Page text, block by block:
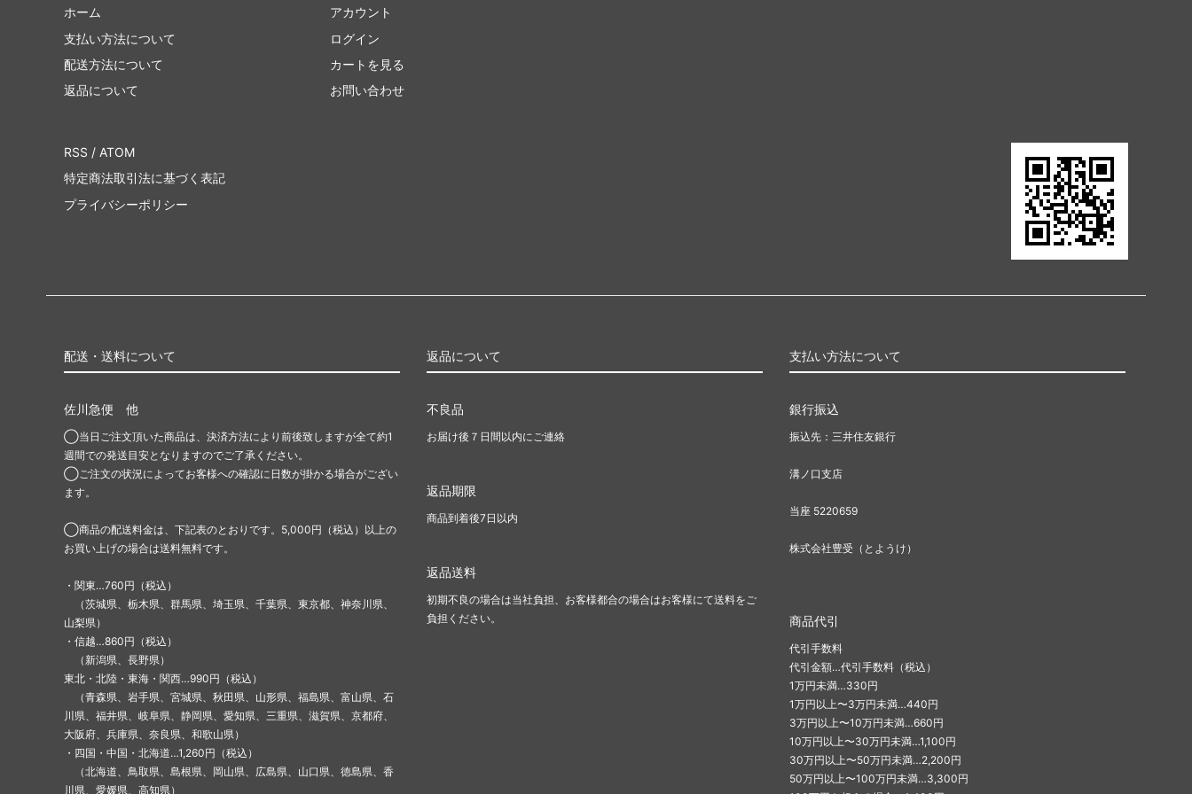
ホーム
支払い方法について
配送方法について
返品について
アカウント
ログイン
カートを見る
お問い合わせ
RSS / ATOM
特定商法取引法に基づく表記
プライバシーポリシー
配送・送料について
佐川急便 他
◯当日ご注文頂いた商品は、決済方法により前後致しますが全て約1
週間での発送目安となりますのでご了承ください。
◯ご注文の状況によってお客様への確認に日数が掛かる場合がござい
ます。
◯商品の配送料金は、下記表のとおりです。5,000円（税込）以上の
お買い上げの場合は送料無料です。
・関東…760円（税込）
（茨城県、栃木県、群馬県、埼玉県、千葉県、東京都、神奈川県、
山梨県）
・信越…860円（税込）
（新潟県、長野県）
東北・北陸・東海・関西…990円（税込）
（青森県、岩手県、宮城県、秋田県、山形県、福島県、富山県、石
川県、福井県、岐阜県、静岡県、愛知県、三重県、滋賀県、京都府、
大阪府、兵庫県、奈良県、和歌山県）
・四国・中国・北海道…1,260円（税込）
（北海道、鳥取県、島根県、岡山県、広島県、山口県、徳島県、香
川県、愛媛県、高知県）
返品について
不良品
お届け後７日間以内にご連絡
返品期限
商品到着後7日以内
返品送料
初期不良の場合は当社負担、お客様都合の場合はお客様にて送料をご
負担ください。
支払い方法について
銀行振込
振込先：三井住友銀行
溝ノ口支店
当座 5220659
株式会社豊受（とようけ）
商品代引
代引手数料
代引金額…代引手数料（税込）
1万円未満…330円
1万円以上〜3万円未満…440円
3万円以上〜10万円未満…660円
10万円以上〜30万円未満…1,100円
30万円以上〜50万円未満…2,200円
50万円以上〜100万円未満…3,300円